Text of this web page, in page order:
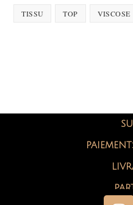
TISSU TOP VISCOSE